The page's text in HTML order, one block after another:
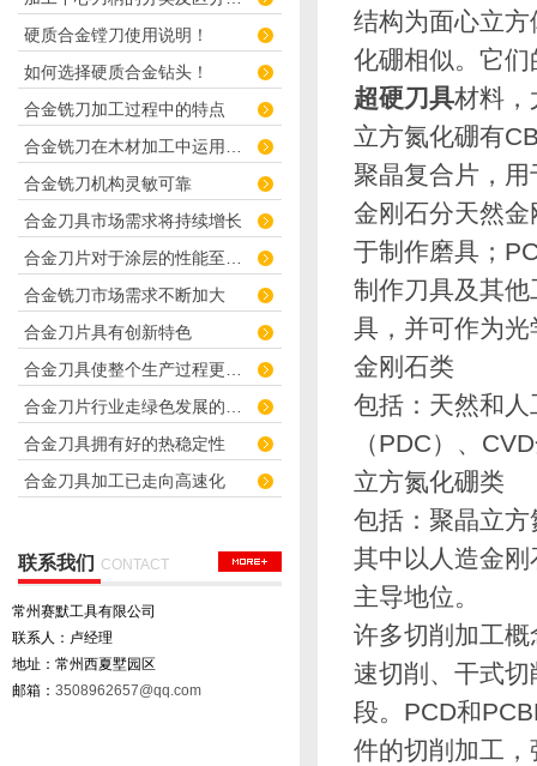
硬质合金镗刀使用说明！
如何选择硬质合金钻头！
合金铣刀加工过程中的特点
合金铣刀机构灵敏可靠
合金刀具市场需求将持续增长
合金铣刀市场需求不断加大
合金刀片具有创新特色
合金刀具拥有好的热稳定性
合金刀具加工已走向高速化
联系我们 CONTACT
常州赛默工具有限公司
联系人：卢经理
地址：常州西夏墅园区
邮箱： 3508962657@qq.com
结构为面心立
化硼相似。它
超硬刀具材料，
立方氮化硼有
聚晶复合片，
金刚石分天然
于制作磨具；
制作刀具及其
具，并可作为
金刚石类
包括：天然和
（PDC）、
立方氮化硼类
包括：聚晶立
其中以人造金
主导地位。
许多切削加工
速切削、干式
段。PCD和
件的切削加工